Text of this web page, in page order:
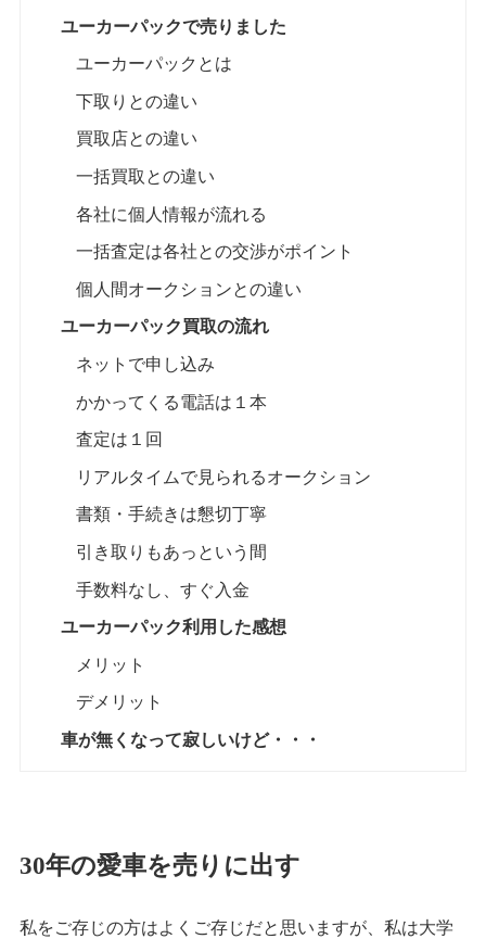
ユーカーパックで売りました
ユーカーパックとは
下取りとの違い
買取店との違い
一括買取との違い
各社に個人情報が流れる
一括査定は各社との交渉がポイント
個人間オークションとの違い
ユーカーパック買取の流れ
ネットで申し込み
かかってくる電話は１本
査定は１回
リアルタイムで見られるオークション
書類・手続きは懇切丁寧
引き取りもあっという間
手数料なし、すぐ入金
ユーカーパック利用した感想
メリット
デメリット
車が無くなって寂しいけど・・・
30年の愛車を売りに出す
私をご存じの方はよくご存じだと思いますが、私は大学